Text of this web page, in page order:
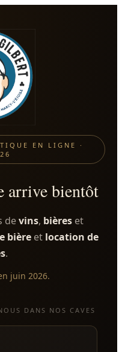
EN LIGNE ·
arrive bientôt
devins, bièreset
bière et location de
.
juin 2026.
DANS NOS CAVES